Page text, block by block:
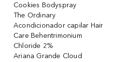
Cookies Bodyspray
The Ordinary
Acondicionador capilar Hair
Care Behentrimonium
Chloride 2%
Ariana Grande Cloud